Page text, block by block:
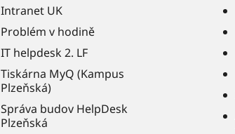
Intranet UK
Problém v hodině
IT helpdesk 2. LF
Tiskárna MyQ (Kampus
Plzeňská)
Správa budov HelpDesk
Plzeňská